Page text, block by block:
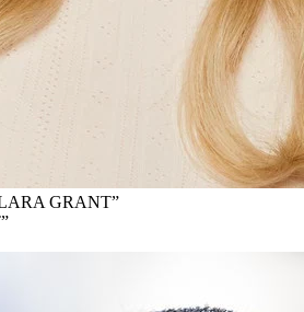
GRANT”